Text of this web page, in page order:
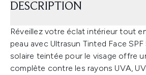
DESCRIPTION
Réveillez votre éclat intérieur tout
peau avec Ultrasun Tinted Face
solaire teintée pour le visage offre
complète contre les rayons UVA,